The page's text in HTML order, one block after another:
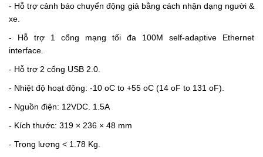
- Hỗ trợ cảnh báo chuyển động giả bằng cách nhận dạng người &
xe.
- Hỗ trợ 1 cổng mạng tối đa 100M self-adaptive Ethernet
interface.
- Hỗ trợ 2 cổng USB 2.0.
- Nhiệt độ hoạt động: -10 oC to +55 oC (14 oF to 131 oF).
- Nguồn điện: 12VDC. 1.5A
- Kích thước: 319 × 236 × 48 mm
- Trọng lượng < 1.78 Kg.